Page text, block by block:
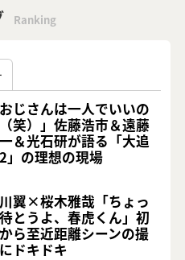
Ranking
おじさんは一人でいいの
笑）」佐藤浩市＆遠藤
＆光石研が語る「大追
」の理想の現場
翼×桜木雅哉「ちょっ
とうよ、春虎くん」初
ら至近距離シーンの撮
ドキドキ